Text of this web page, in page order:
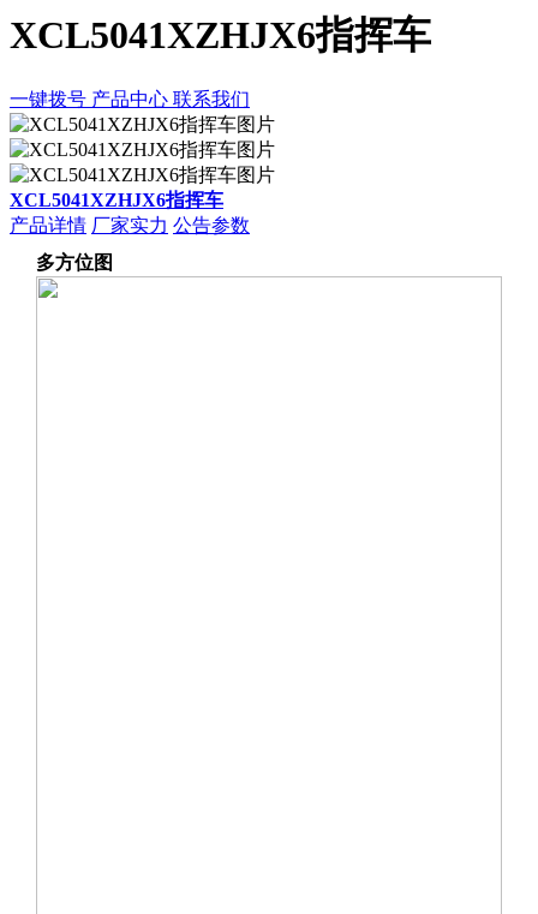
XCL5041XZHJX6指挥车
一键拨号 产品中心 联系我们
XCL5041XZHJX6指挥车
产品详情 厂家实力 公告参数
多方位图